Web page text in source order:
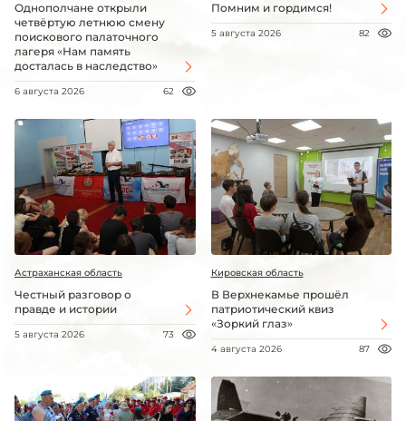
Однополчане открыли
четвёртую летнюю смену
поискового палаточного
лагеря «Нам память
досталась в наследство»
6 августа 2026 62
Помним и гордимся!
5 августа 2026 82
Астраханская область
Честный разговор о
правде и истории
5 августа 2026 73
Кировская область
В Верхнекамье прошёл
патриотический квиз
«Зоркий глаз»
4 августа 2026 87